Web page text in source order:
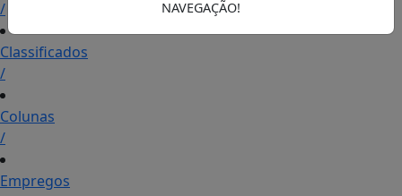
/
Classificados
/
Colunas
/
Empregos
NAVEGAÇÃO!